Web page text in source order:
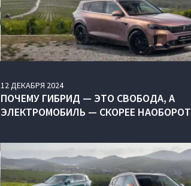
12ДЕКАБРЯ 2024
ПОЧЕМУ ГИБРИД — ЭТО СВОБОДА, А
ЭЛЕКТРОМОБИЛЬ — СКОРЕЕ НАОБОРОТ